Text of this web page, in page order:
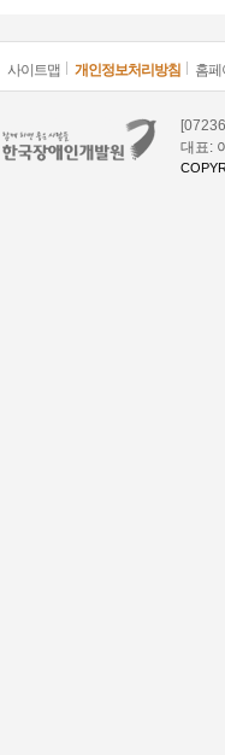
사이트맵 개인정보처리방침 홈페
대표: